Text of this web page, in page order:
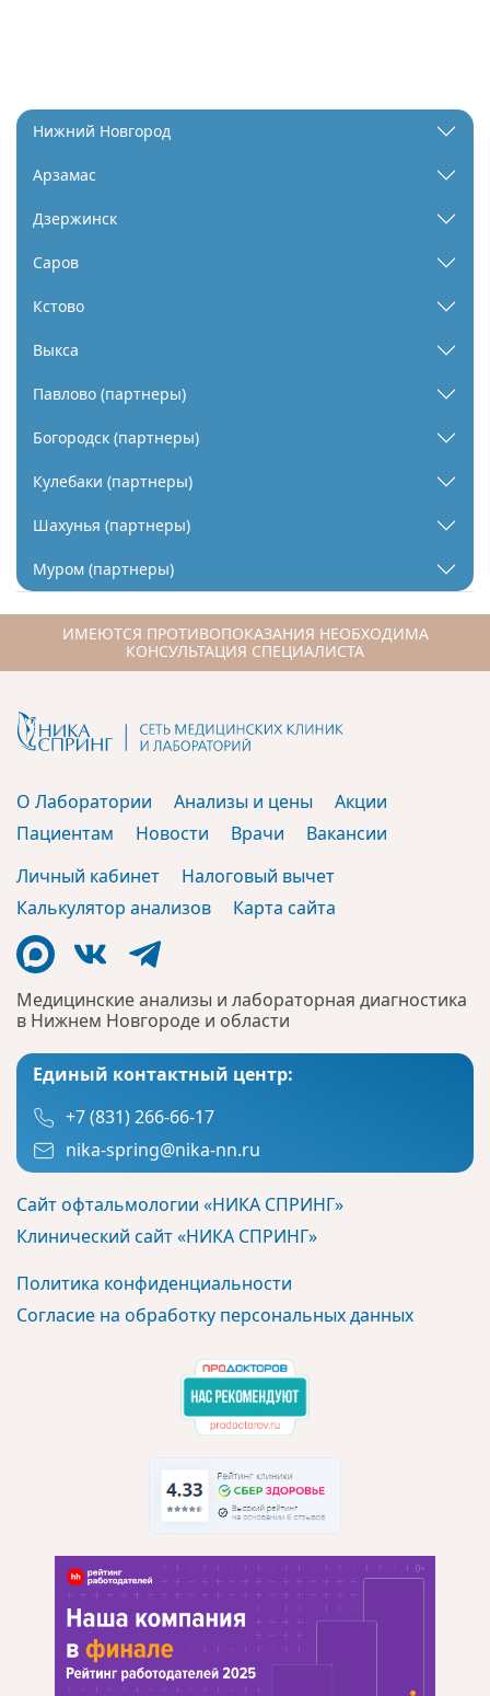
Нижний Новгород
Арзамас
Дзержинск
Саров
Кстово
Выкса
Павлово (партнеры)
Богородск (партнеры)
Кулебаки (партнеры)
Шахунья (партнеры)
Муром (партнеры)
ИМЕЮТСЯ ПРОТИВОПОКАЗАНИЯ НЕОБХОДИМА
КОНСУЛЬТАЦИЯ СПЕЦИАЛИСТА
Медицинские анализы и лабораторная диагностика
в Нижнем Новгороде и области
Единый контактный центр:
+7 (831) 266-66-17
nika-spring@nika-nn.ru
Сайт офтальмологии «НИКА СПРИНГ»
Клинический сайт «НИКА СПРИНГ»
Политика конфиденциальности
Согласие на обработку персональных данных
О Лаборатории Анализы и цены
Акции
Пациентам
Новости Врачи
Вакансии
Личный кабинет
Налоговый вычет
Калькулятор анализов
Карта сайта